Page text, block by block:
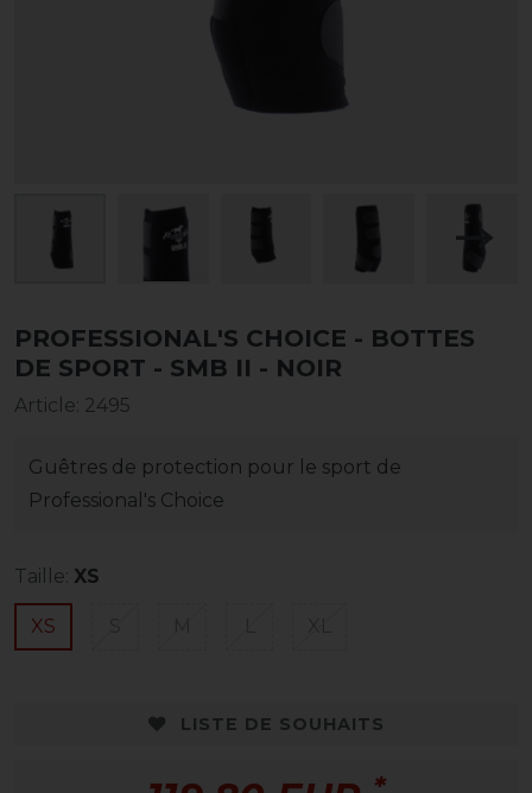
PROFESSIONAL'S CHOICE - BOTTES
DE SPORT - SMB II - NOIR
Article: 2495
Guêtres de protection pour le sport de
Professional's Choice
Taille: XS
XS
LISTE DE SOUHAITS